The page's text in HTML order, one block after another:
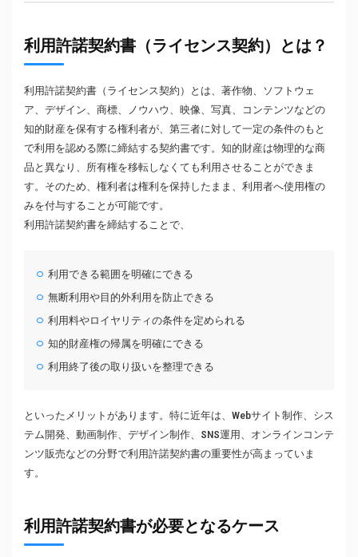
利用許諾契約書（ライセンス契約）とは？
利用許諾契約書（ライセンス契約）とは、著作物、ソフトウェ
ア、デザイン、商標、ノウハウ、映像、写真、コンテンツなどの
知的財産を保有する権利者が、第三者に対して一定の条件のもと
で利用を認める際に締結する契約書です。知的財産は物理的な商
品と異なり、所有権を移転しなくても利用させることができま
す。そのため、権利者は権利を保持したまま、利用者へ使用権の
みを付与することが可能です。
利用許諾契約書を締結することで、
利用できる範囲を明確にできる
無断利用や目的外利用を防止できる
利用料やロイヤリティの条件を定められる
知的財産権の帰属を明確にできる
利用終了後の取り扱いを整理できる
といったメリットがあります。特に近年は、Webサイト制作、シス
テム開発、動画制作、デザイン制作、SNS運用、オンラインコンテ
ンツ販売などの分野で利用許諾契約書の重要性が高まっていま
す。
利用許諾契約書が必要となるケース